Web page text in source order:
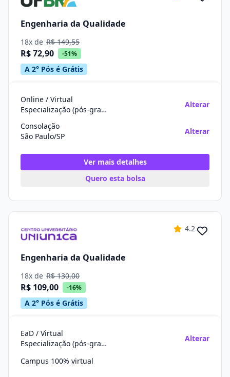
Engenharia da Qualidade
18x de R$ 149,55
R$ 72,90 -51%
A 2° Pós é Grátis
Online / Virtual
Especialização (pós-graduação)
Alterar
Consolação
São Paulo/SP
Alterar
Ver mais detalhes
Quero esta bolsa
4.2
Engenharia da Qualidade
18x de R$ 130,00
R$ 109,00 -16%
A 2° Pós é Grátis
EaD / Virtual
Especialização (pós-graduação)
Alterar
Campus 100% virtual